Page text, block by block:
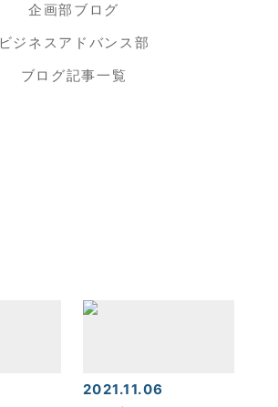
企画部ブログ
ビジネスアドバンス部
ブログ記事一覧
2021.11.06